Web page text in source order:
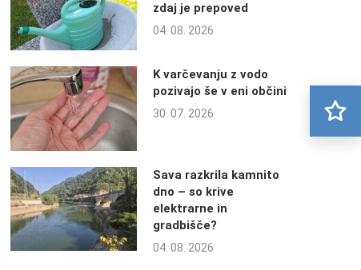
zdaj je prepoved
04. 08. 2026
K varčevanju z vodo
pozivajo še v eni občini
30. 07. 2026
Sava razkrila kamnito
dno – so krive
elektrarne in
gradbišče?
04. 08. 2026